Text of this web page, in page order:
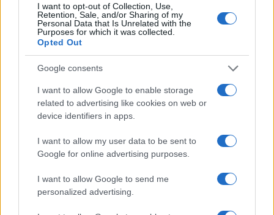
I want to opt-out of Collection, Use,
Retention, Sale, and/or Sharing of my
Personal Data that Is Unrelated with the
Purposes for which it was collected.
Opted Out
Google consents
I want to allow Google to enable storage
related to advertising like cookies on web or
device identifiers in apps.
I want to allow my user data to be sent to
Google for online advertising purposes.
I want to allow Google to send me
personalized advertising.
F
a
ce
b
o
o
k
T
w
it
te
r
Pi
n
te
re
st
W
h
at
A
p
p
S
h
a
Articolo precedente
Prossimo articolo
Controlli rafforzati in Costa Smeralda, 20
arresti e 135 denunce